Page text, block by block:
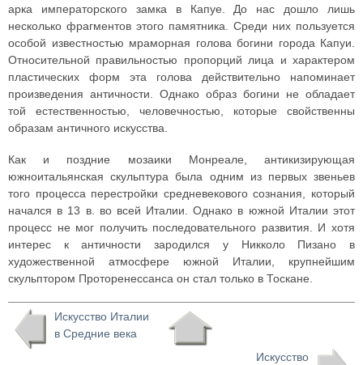
арка императорского замка в Капуе. До нас дошло лишь
несколько фрагментов этого памятника. Среди них пользуется
особой известностью мраморная голова богини города Капуи.
Относительной правильностью пропорций лица и характером
пластических форм эта голова действительно напоминает
произведения античности. Однако образ богини не обладает
той естественностью, человечностью, которые свойственны
образам античного искусства.
Как и поздние мозаики Монреале, антикизирующая
южноитальянская скульптура была одним из первых звеньев
того процесса перестройки средневекового сознания, который
начался в 13 в. во всей Италии. Однако в южной Италии этот
процесс не мог получить последовательного развития. И хотя
интерес к античности зародился у Никколо Пизано в
художественной атмосфере южной Италии, крупнейшим
скульптором Проторенессанса он стал только в Тоскане.
Искусство Италии
в Средние века
Искусство